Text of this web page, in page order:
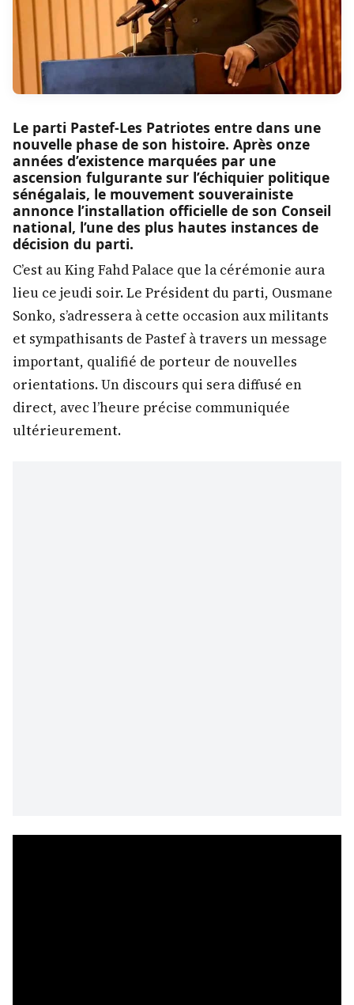
Le parti Pastef-Les Patriotes entre dans une
nouvelle phase de son histoire. Après onze
années d’existence marquées par une
ascension fulgurante sur l’échiquier politique
sénégalais, le mouvement souverainiste
annonce l’installation officielle de son Conseil
national, l’une des plus hautes instances de
décision du parti.
C’est au King Fahd Palace que la cérémonie aura
lieu ce jeudi soir. Le Président du parti, Ousmane
Sonko, s’adressera à cette occasion aux militants
et sympathisants de Pastef à travers un message
important, qualifié de porteur de nouvelles
orientations. Un discours qui sera diffusé en
direct, avec l’heure précise communiquée
ultérieurement.